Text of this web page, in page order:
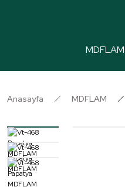
MDFLAM
Anasayfa MDFLAM